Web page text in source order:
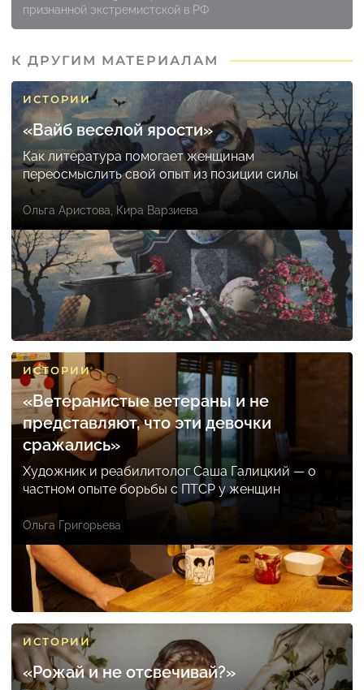
признанной экстремистской в РФ
К ДРУГИМ МАТЕРИАЛАМ
ИСТОРИИ
«Вайб веселой ярости»
Как литература помогает женщинам
переосмыслить свой опыт из позиции силы
Ольга Аристова, Кира Варзиева
ИСТОРИИ
«Ветеранистые ветераны и не
представляют, что эти девочки
сражались»
Художник и реабилитолог Саша Галицкий — о
частном опыте борьбы с ПТСР у женщин
Ольга Григорьева
ИСТОРИИ
«Рожай и не отсвечивай?»